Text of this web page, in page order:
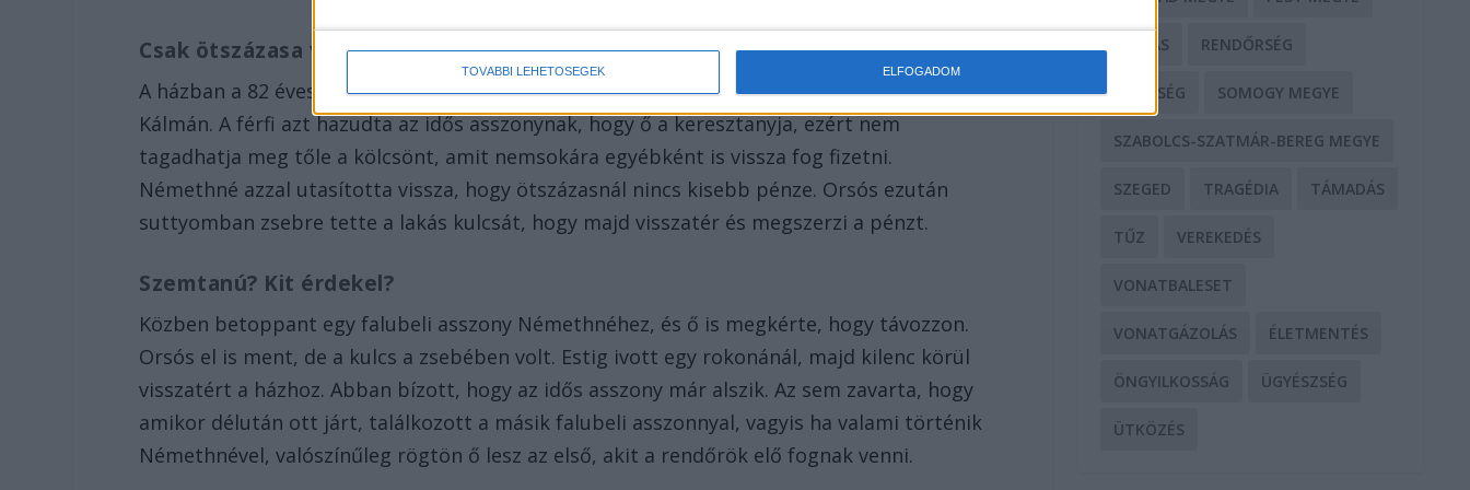
TOVÁBBI LEHETŐSÉGEK ELFOGADOM
Csak ötszázasa volt, annyi pénzt nem akart adni
A házban a 82 éves Németh Györgyné élt, akinek fogalma sem volt, hogy kicsoda Orsós
Kálmán. A férfi azt hazudta az idős asszonynak, hogy ő a keresztanyja, ezért nem
tagadhatja meg tőle a kölcsönt, amit nemsokára egyébként is vissza fog fizetni.
Némethné azzal utasította vissza, hogy ötszázasnál nincs kisebb pénze. Orsós ezután
suttyomban zsebre tette a lakás kulcsát, hogy majd visszatér és megszerzi a pénzt.
Szemtanú? Kit érdekel?
Közben betoppant egy falubeli asszony Némethnéhez, és ő is megkérte, hogy távozzon.
Orsós el is ment, de a kulcs a zsebében volt. Estig ivott egy rokonánál, majd kilenc körül
visszatért a házhoz. Abban bízott, hogy az idős asszony már alszik. Az sem zavarta, hogy
amikor délután ott járt, találkozott a másik falubeli asszonnyal, vagyis ha valami történik
Némethnével, valószínűleg rögtön ő lesz az első, akit a rendőrök elő fognak venni.
RABLÁS RENDŐRSÉG
SEGÍTSÉG SOMOGY MEGYE
SZABOLCS-SZATMÁR-BEREG MEGYE
SZEGED TRAGÉDIA TÁMADÁS
TŰZ VEREKEDÉS
VONATBALESET
VONATGÁZOLÁS ÉLETMENTÉS
ÖNGYILKOSSÁG ÜGYÉSZSÉG
ÜTKÖZÉS